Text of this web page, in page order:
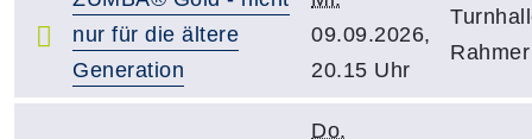
nur für die ältere
Generation
09.09.2026,
20.15 Uhr
Do.